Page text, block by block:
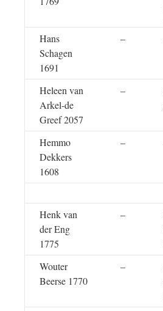
Hans
Schagen
1691
–
Heleen van
Arkel-de
Greef 2057
–
Hemmo
Dekkers
1608
–
Henk van
der Eng
1775
–
Wouter
Beerse 1770
–